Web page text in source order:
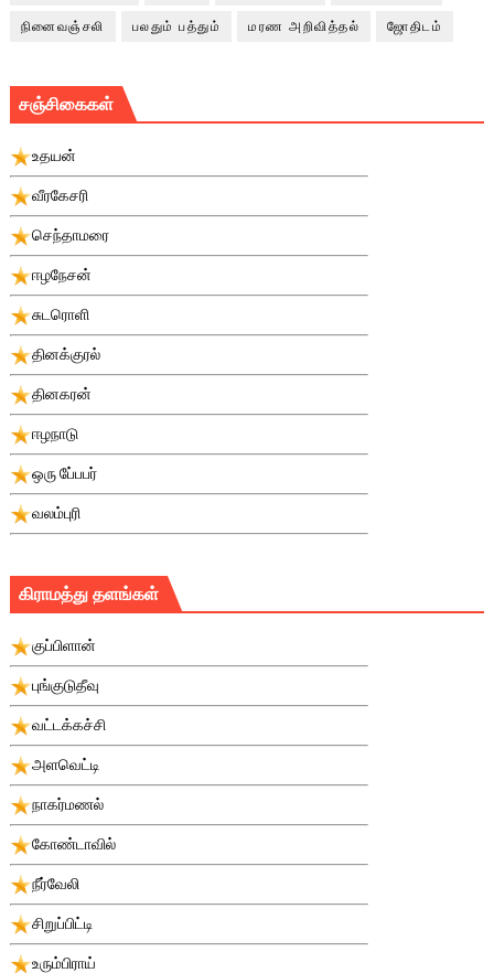
நினைவஞ்சலி பலதும் பத்தும் மரண அறிவித்தல் ஜோதிடம்
சஞ்சிகைகள்
உதயன்
வீரகேசரி
செந்தாமரை
ஈழநேசன்
சுடரொளி
தினக்குரல்
தினகரன்
ஈழநாடு
ஒரு பே்பபர்
வலம்புரி
கிராமத்து தளங்கள்
குப்பிளான்
புங்குடுதீவு
வட்டக்கச்சி
அளவெட்டி
நாகர்மணல்
கோண்டாவில்
நீர்வேலி
சிறுப்பிட்டி
உரும்பிராய்